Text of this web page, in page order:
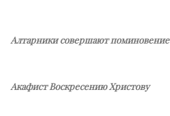
Алтарники совершают поминовение
Акафист Воскресению Христову